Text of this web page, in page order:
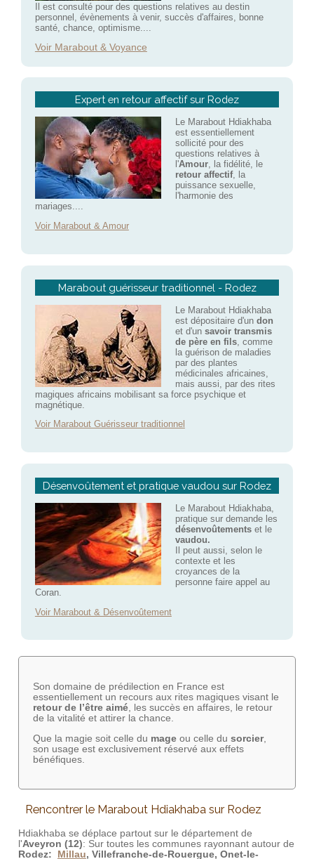
Il est consulté pour des questions relatives au destin
personnel, évènements à venir, succès d'affaires, bonne
santé, chance, optimisme....
Voir Marabout & Voyance
Expert en retour affectif sur Rodez
Le Marabout Hdiakhaba
est essentiellement
sollicité pour des
questions relatives à
l'Amour, la fidélité, le
retour affectif, la
puissance sexuelle,
l'harmonie des
mariages....
Voir Marabout & Amour
Marabout guérisseur traditionnel - Rodez
Le Marabout Hdiakhaba
est dépositaire d'un don
et d'un savoir transmis
de père en fils, comme
la guérison de maladies
par des plantes
médicinales africaines,
mais aussi, par des rites
magiques africains mobilisant sa force psychique et
magnétique.
Voir Marabout Guérisseur traditionnel
Désenvoûtement et pratique vaudou sur Rodez
Le Marabout Hdiakhaba,
pratique sur demande les
désenvoûtementset le
vaudou.
Il peut aussi, selon le
contexte et les
croyances de la
personne faire appel au
Coran.
Voir Marabout & Désenvoûtement
Son domaine de prédilection en France est
essentiellement un recours aux rites magiques visant le
retour de l’être aimé, les succès en affaires, le retour
de la vitalité et attirer la chance.
Que la magie soit celle du mageou celle du sorcier,
son usage est exclusivement réservé aux effets
bénéfiques.
Rencontrer le Marabout Hdiakhaba sur Rodez
Hdiakhaba se déplace partout sur le département de
l'Aveyron (12): Sur toutes les communes rayonnant autour de
Rodez:
Millau, Villefranche-de-Rouergue, Onet-le-